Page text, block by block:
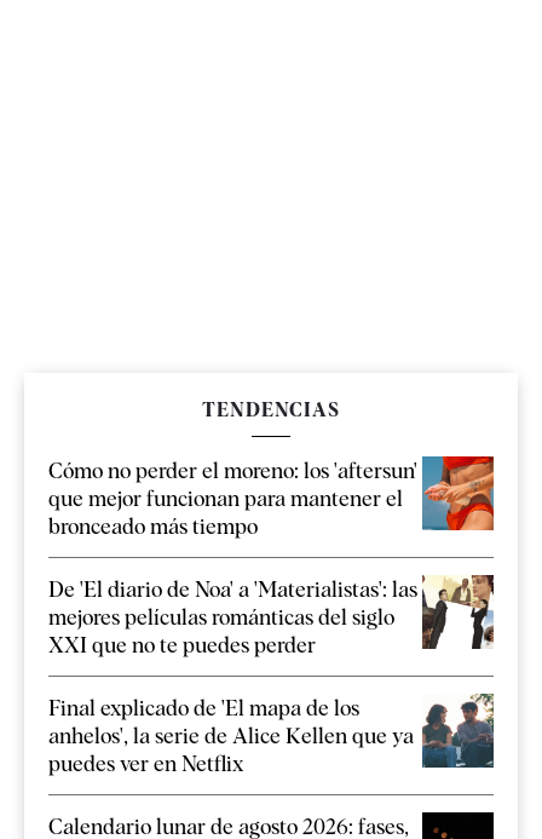
TENDENCIAS
Cómo no perder el moreno: los 'aftersun'
que mejor funcionan para mantener el
bronceado más tiempo
De 'El diario de Noa' a 'Materialistas': las
mejores películas románticas del siglo
XXI que no te puedes perder
Final explicado de 'El mapa de los
anhelos', la serie de Alice Kellen que ya
puedes ver en Netflix
Calendario lunar de agosto 2026: fases,